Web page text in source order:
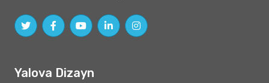
Yalova Dizayn